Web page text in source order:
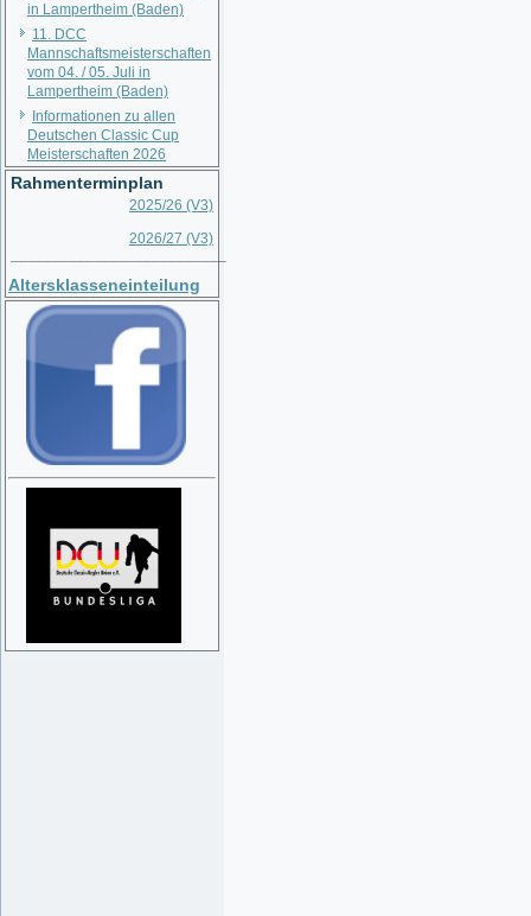
in Lampertheim (Baden)
11. DCC
Mannschaftsmeisterschaften
vom 04. / 05. Juli in
Lampertheim (Baden)
Informationen zu allen
Deutschen Classic Cup
Meisterschaften 2026
Rahmenterminplan
2025/26 (V3)
2026/27 (V3)
Altersklasseneinteilung